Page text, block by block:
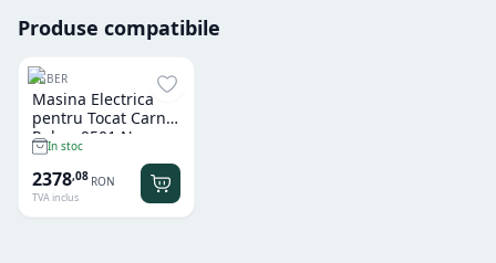
Produse compatibile
REBER
Masina Electrica
pentru Tocat Carne
Reber 9501 N
In stoc
2378,08 RON
TVA inclus